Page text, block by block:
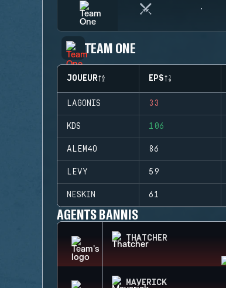
TEAM ONE
JOUEUR EPS
LAGONIS 33
KDS 106
ALEM4O 86
LEVY 59
NESKIN 61
AGENTS BANNIS
THATCHER
MAVERICK